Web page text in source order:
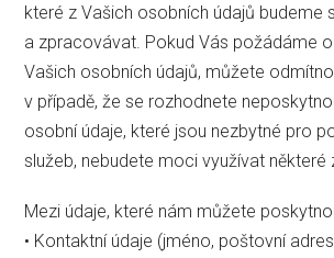
které z Vašich osobních údajů budeme
a zpracovávat. Pokud Vás požádáme
Vašich osobních údajů, můžete
v případě, že se rozhodnete
osobní údaje, které jsou nezbytné pro
služeb, nebudete moci využívat některé
Mezi údaje, které nám můžete
• Kontaktní údaje (jméno, poštovní